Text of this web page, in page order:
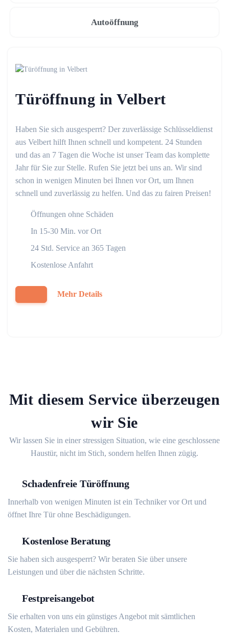
Autoöffnung
Türöffnung in Velbert
Haben Sie sich ausgesperrt? Der zuverlässige Schlüsseldienst
aus Velbert hilft Ihnen schnell und kompetent. 24 Stunden
und das an 7 Tagen die Woche ist unser Team das komplette
Jahr für Sie zur Stelle. Rufen Sie jetzt bei uns an. Wir sind
schon in wenigen Minuten bei Ihnen vor Ort, um Ihnen
schnell und zuverlässig zu helfen. Und das zu fairen Preisen!
Öffnungen ohne Schäden
In 15-30 Min. vor Ort
24 Std. Service an 365 Tagen
Kostenlose Anfahrt
Mehr Details
Mit diesem Service überzeugen
wir Sie
Wir lassen Sie in einer stressigen Situation, wie eine geschlossene
Haustür, nicht im Stich, sondern helfen Ihnen zügig.
Schadenfreie Türöffnung
Innerhalb von wenigen Minuten ist ein Techniker vor Ort und
öffnet Ihre Tür ohne Beschädigungen.
Kostenlose Beratung
Sie haben sich ausgesperrt? Wir beraten Sie über unsere
Leistungen und über die nächsten Schritte.
Festpreisangebot
Sie erhalten von uns ein günstiges Angebot mit sämtlichen
Kosten, Materialen und Gebühren.